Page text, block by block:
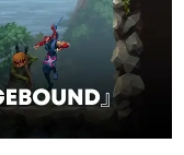
エイターの青春〜
れるマンガ家・田中圭
ンガです。
ムの魅力を画面や操作の